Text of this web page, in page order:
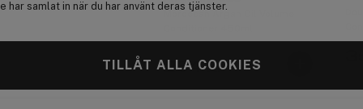
har samlat in när du har använt deras tjänster.
TILLÅT ALLA COOKIES
Moroccan Argan Oil Volume
264 kr